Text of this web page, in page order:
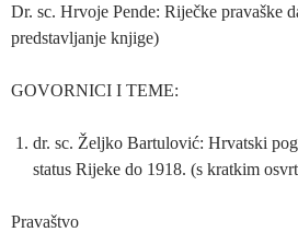
Dr. sc. Hrvoje Pende: Riječke pravaške
predstavljanje knjige)
GOVORNICI I TEME:
dr. sc. Željko Bartulović: Hrvatski
status Rijeke do 1918. (s kratkim
Pravaštvo